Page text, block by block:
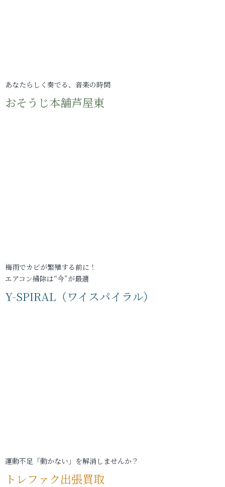
あなたらしく奏でる、音楽の時間
おそうじ本舗芦屋東
梅雨でカビが繁殖する前に！
エアコン掃除は“今”が最適
Y-SPIRAL（ワイスパイラル）
運動不足「動かない」を解消しませんか？
トレファク出張買取